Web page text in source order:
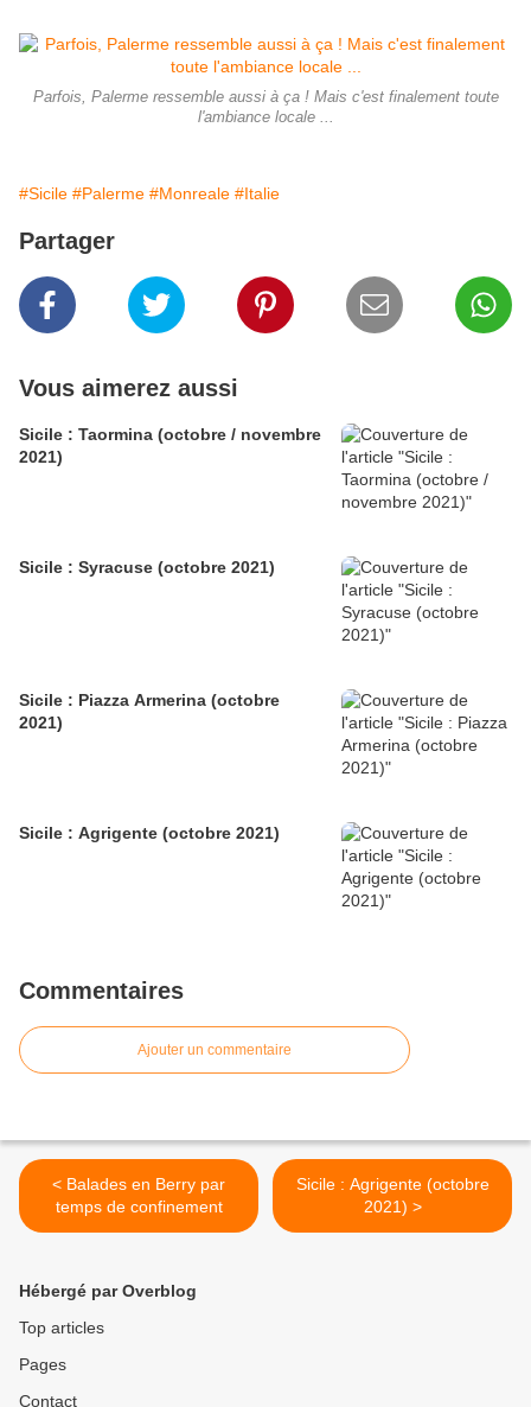
Parfois, Palerme ressemble aussi à ça ! Mais c'est finalement toute
l'ambiance locale ...
#Sicile #Palerme #Monreale #Italie
Partager
Vous aimerez aussi
Sicile : Taormina (octobre / novembre
2021)
Sicile : Syracuse (octobre 2021)
Sicile : Piazza Armerina (octobre
2021)
Sicile : Agrigente (octobre 2021)
Commentaires
Ajouter un commentaire
< Balades en Berry par
temps de confinement
Sicile : Agrigente (octobre
2021) >
Hébergé par Overblog
Top articles
Pages
Contact